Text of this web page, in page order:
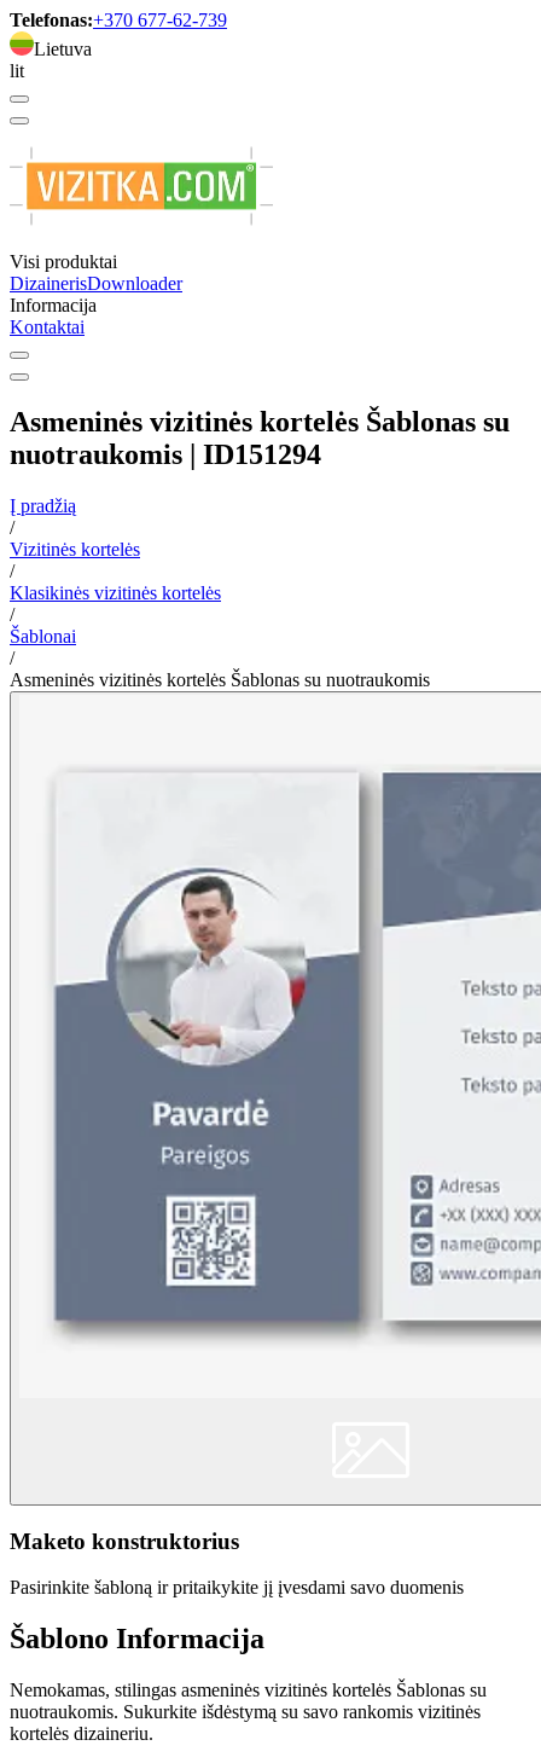
Telefonas:+370 677-62-739
Lietuva
lit
Visi produktai
DizainerisDownloader
Informacija
Kontaktai
Asmeninės vizitinės kortelės Šablonas su
nuotraukomis | ID151294
Į pradžią
/
Vizitinės kortelės
/
Klasikinės vizitinės kortelės
/
Šablonai
/
Asmeninės vizitinės kortelės Šablonas su nuotraukomis
Maketo konstruktorius
Pasirinkite šabloną ir pritaikykite jį įvesdami savo duomenis
Šablono Informacija
Nemokamas, stilingas asmeninės vizitinės kortelės Šablonas su
nuotraukomis. Sukurkite išdėstymą su savo rankomis vizitinės
kortelės dizaineriu.